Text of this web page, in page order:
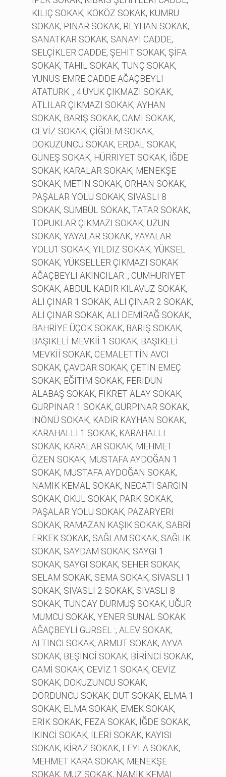
KILIÇ SOKAK, KÖKÖZ SOKAK, KUMRU
SOKAK, PINAR SOKAK, REYHAN SOKAK,
SANATKAR SOKAK, SANAYİ CADDE,
SELÇİKLER CADDE, ŞEHİT SOKAK, ŞİFA
SOKAK, TAHIL SOKAK, TUNÇ SOKAK,
YUNUS EMRE CADDE AĞAÇBEYLİ
ATATÜRK :, 4.ÜYÜK ÇIKMAZI SOKAK,
ATLILAR ÇIKMAZI SOKAK, AYHAN
SOKAK, BARIŞ SOKAK, CAMİ SOKAK,
CEVİZ SOKAK, ÇİĞDEM SOKAK,
DOKUZUNCU SOKAK, ERDAL SOKAK,
GÜNEŞ SOKAK, HÜRRİYET SOKAK, İĞDE
SOKAK, KARALAR SOKAK, MENEKŞE
SOKAK, METİN SOKAK, ORHAN SOKAK,
PAŞALAR YOLU SOKAK, SİVASLI 8
SOKAK, SÜMBÜL SOKAK, TATAR SOKAK,
TOPUKLAR ÇIKMAZI SOKAK, UZUN
SOKAK, YAYALAR SOKAK, YAYALAR
YOLU1 SOKAK, YILDIZ SOKAK, YÜKSEL
SOKAK, YÜKSELLER ÇIKMAZI SOKAK
AĞAÇBEYLİ AKINCILAR :, CUMHURİYET
SOKAK, ABDÜL KADİR KILAVUZ SOKAK,
ALİ ÇINAR 1 SOKAK, ALİ ÇINAR 2 SOKAK,
ALİ ÇINAR SOKAK, ALİ DEMİRAĞ SOKAK,
BAHRİYE ÜÇOK SOKAK, BARIŞ SOKAK,
BAŞIKELİ MEVKİİ 1 SOKAK, BAŞIKELİ
MEVKİİ SOKAK, CEMALETTİN AVCI
SOKAK, ÇAVDAR SOKAK, ÇETİN EMEÇ
SOKAK, EĞİTİM SOKAK, FERİDUN
ALABAŞ SOKAK, FİKRET ALAY SOKAK,
GÜRPINAR 1 SOKAK, GÜRPINAR SOKAK,
İNÖNÜ SOKAK, KADİR KAYHAN SOKAK,
KARAHALLI 1 SOKAK, KARAHALLI
SOKAK, KARALAR SOKAK, MEHMET
ÖZEN SOKAK, MUSTAFA AYDOĞAN 1
SOKAK, MUSTAFA AYDOĞAN SOKAK,
NAMIK KEMAL SOKAK, NECATİ SARGIN
SOKAK, OKUL SOKAK, PARK SOKAK,
PAŞALAR YOLU SOKAK, PAZARYERİ
SOKAK, RAMAZAN KAŞIK SOKAK, SABRİ
ERKEK SOKAK, SAĞLAM SOKAK, SAĞLIK
SOKAK, SAYDAM SOKAK, SAYGI 1
SOKAK, SAYGI SOKAK, SEHER SOKAK,
SELAM SOKAK, SEMA SOKAK, SİVASLI 1
SOKAK, SİVASLI 2 SOKAK, SİVASLI 8
SOKAK, TUNCAY DURMUŞ SOKAK, UĞUR
MUMCU SOKAK, YENER SUNAL SOKAK
AĞAÇBEYLİ GÜRSEL :, ALEV SOKAK,
ALTINCI SOKAK, ARMUT SOKAK, AYVA
SOKAK, BEŞİNCİ SOKAK, BİRİNCİ SOKAK,
CAMİ SOKAK, CEVİZ 1 SOKAK, CEVİZ
SOKAK, DOKUZUNCU SOKAK,
DÖRDÜNCÜ SOKAK, DUT SOKAK, ELMA 1
SOKAK, ELMA SOKAK, EMEK SOKAK,
ERİK SOKAK, FEZA SOKAK, İĞDE SOKAK,
İKİNCİ SOKAK, İLERİ SOKAK, KAYISI
SOKAK, KİRAZ SOKAK, LEYLA SOKAK,
MEHMET KARA SOKAK, MENEKŞE
SOKAK, MUZ SOKAK, NAMIK KEMAL